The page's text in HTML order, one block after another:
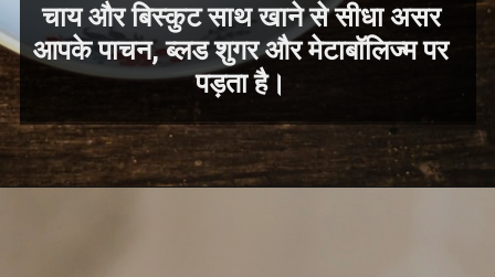
चाय और बिस्कुट साथ खाने से सीधा असर
आपके पाचन, ब्लड शुगर और मेटाबॉलिज्म पर